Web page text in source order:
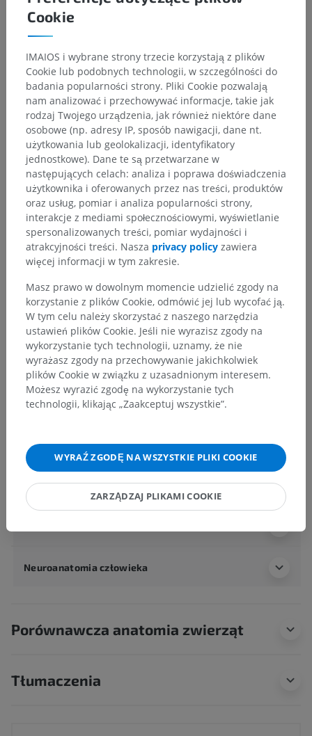
Hierarchia anatomiczna
Anatomia człowieka 2
Ciało ludzkie> Układy integrujące>
Układ nerwowy> Centralny system nerwowy
Powiązane struktury:Nie istnieją struktury powiązane
z tą częścią ciała
Neuroanatomia człowieka
Porównawcza anatomia zwierząt
Tłumaczenia
Cookie
IMAIOS i wybrane strony trzecie korzystają z plików
Cookie lub podobnych technologii, w szczególności do
badania popularności strony. Pliki Cookie pozwalają
nam analizować i przechowywać informacje, takie jak
rodzaj Twojego urządzenia, jak również niektóre dane
osobowe (np. adresy IP, sposób nawigacji, dane nt.
użytkowania lub geolokalizacji, identyfikatory
jednostkowe). Dane te są przetwarzane w
następujących celach: analiza i poprawa doświadczenia
użytkownika i oferowanych przez nas treści, produktów
oraz usług, pomiar i analiza popularności strony,
interakcje z mediami społecznościowymi, wyświetlanie
spersonalizowanych treści, pomiar wydajności i
atrakcyjności treści. Nasza privacy policy zawiera
więcej informacji w tym zakresie.
Masz prawo w dowolnym momencie udzielić zgody na
korzystanie z plików Cookie, odmówić jej lub wycofać ją.
W tym celu należy skorzystać z naszego narzędzia
ustawień plików Cookie. Jeśli nie wyrazisz zgody na
wykorzystanie tych technologii, uznamy, że nie
wyrażasz zgody na przechowywanie jakichkolwiek
plików Cookie w związku z uzasadnionym interesem.
Możesz wyrazić zgodę na wykorzystanie tych
technologii, klikając „Zaakceptuj wszystkie”.
WYRAŹ ZGODĘ NA WSZYSTKIE PLIKI COOKIE
ZARZĄDZAJ PLIKAMI COOKIE